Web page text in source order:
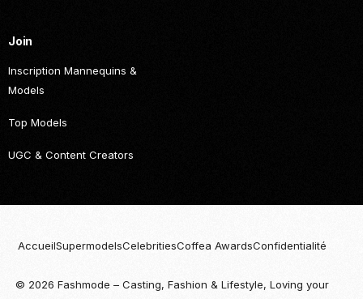
Join
Inscription Mannequins &
Models
Top Models
UGC & Content Creators
© 2026 Fashmode – Casting, Fashion & Lifestyle, Loving your
AccueilSupermodelsCelebritiesCoffea AwardsConfidentialité
Become